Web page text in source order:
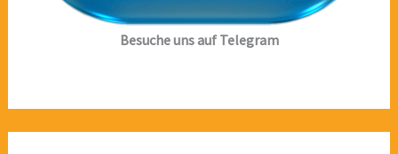
Besuche uns auf Telegram